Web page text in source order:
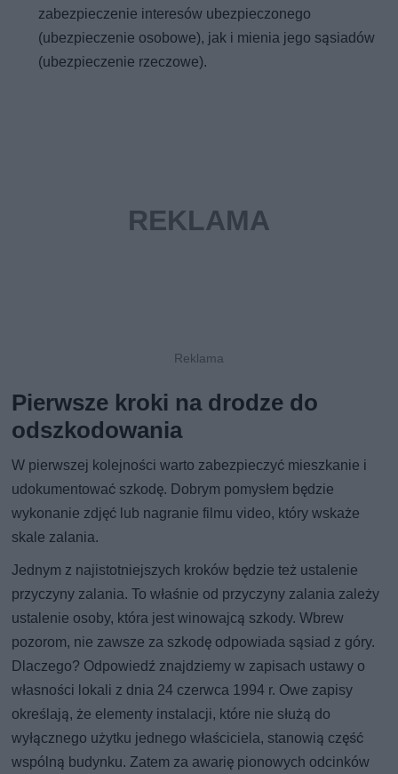
zabezpieczenie interesów ubezpieczonego
(ubezpieczenie osobowe), jak i mienia jego sąsiadów
(ubezpieczenie rzeczowe).
Pierwsze kroki na drodze do
odszkodowania
W pierwszej kolejności warto zabezpieczyć mieszkanie i
udokumentować szkodę. Dobrym pomysłem będzie
wykonanie zdjęć lub nagranie filmu video, który wskaże
skale zalania.
Jednym z najistotniejszych kroków będzie też ustalenie
przyczyny zalania. To właśnie od przyczyny zalania zależy
ustalenie osoby, która jest winowajcą szkody. Wbrew
pozorom, nie zawsze za szkodę odpowiada sąsiad z góry.
Dlaczego? Odpowiedź znajdziemy w zapisach ustawy o
własności lokali z dnia 24 czerwca 1994 r. Owe zapisy
określają, że elementy instalacji, które nie służą do
wyłącznego użytku jednego właściciela, stanowią część
wspólną budynku. Zatem za awarię pionowych odcinków